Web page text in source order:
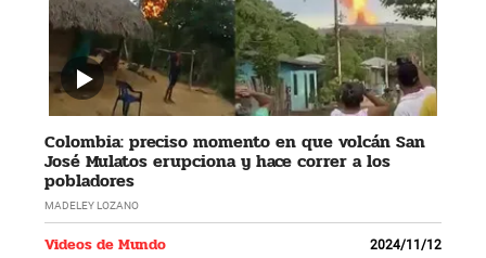
Colombia: preciso momento en que volcán San
José Mulatos erupciona y hace correr a los
pobladores
MADELEY LOZANO
Videos de Mundo 2024/11/12